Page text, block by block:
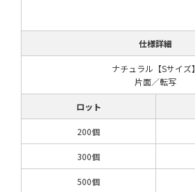
仕様詳細
ナチュラル【Sサイズ】
片面／転写
ロット
200個
300個
500個